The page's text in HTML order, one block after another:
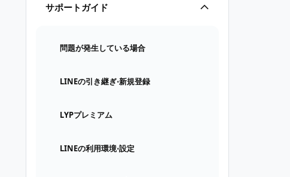
サポートガイド
問題が発生している場合
LINEの引き継ぎ⋅新規登録
LYPプレミアム
LINEの利用環境⋅設定